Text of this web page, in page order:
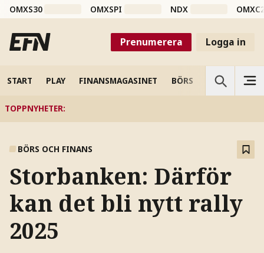
OMXS30 OMXSPI NDX
Prenumerera Logga in
START PLAY FINANSMAGASINET BÖRS VETENSKAP
TOPPNYHETER:
BÖRS OCH FINANS
Storbanken: Därför
kan det bli nytt rally
2025